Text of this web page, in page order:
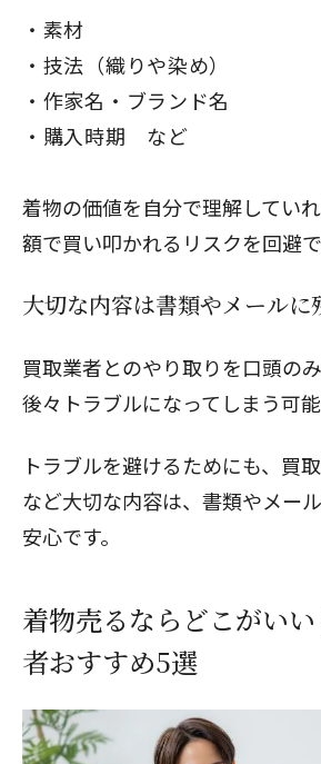
素材
技法（織りや染め）
作家名・ブランド名
購入時期 など
着物の価値を自分で理解してい
額で買い叩かれるリスクを回避で
大切な内容は書類やメールに
買取業者とのやり取りを口頭のみ
後々トラブルになってしまう可能
トラブルを避けるためにも、買
など大切な内容は、書類やメー
安心です。
着物売るならどこがい
者おすすめ5選